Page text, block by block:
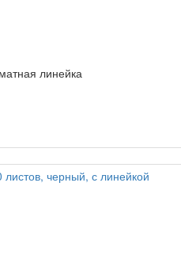
линейка
черный, с линейкой